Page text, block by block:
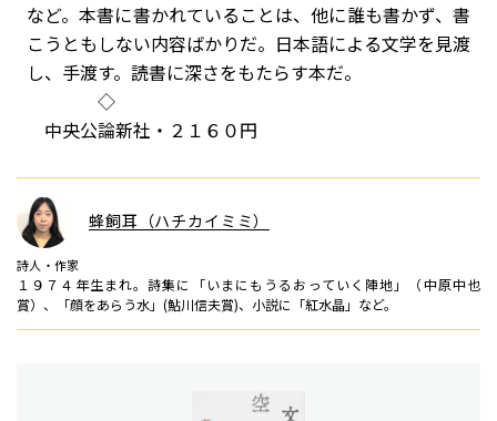
など。本書に書かれていることは、他に誰も書かず、書
こうともしない内容ばかりだ。日本語による文学を見渡
し、手渡す。読書に深さをもたらす本だ。
◇
中央公論新社・２１６０円
蜂飼耳（ハチカイミミ）
詩人・作家
１９７４年生まれ。詩集に「いまにもうるおっていく陣地」（中原中也
賞）、「顔をあらう水」(鮎川信夫賞)、小説に「紅水晶」など。